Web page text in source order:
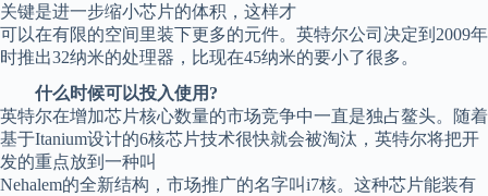
关键是进一步缩小芯片的体积，这样才
可以在有限的空间里装下更多的元件。英特尔公司决定到2009年
时推出32纳米的处理器，比现在45纳米的要小了很多。
什么时候可以投入使用?
英特尔在增加芯片核心数量的市场竞争中一直是独占鳌头。随着
基于Itanium设计的6核芯片技术很快就会被淘汰，英特尔将把开
发的重点放到一种叫
Nehalem的全新结构，市场推广的名字叫i7核。这种芯片能装有